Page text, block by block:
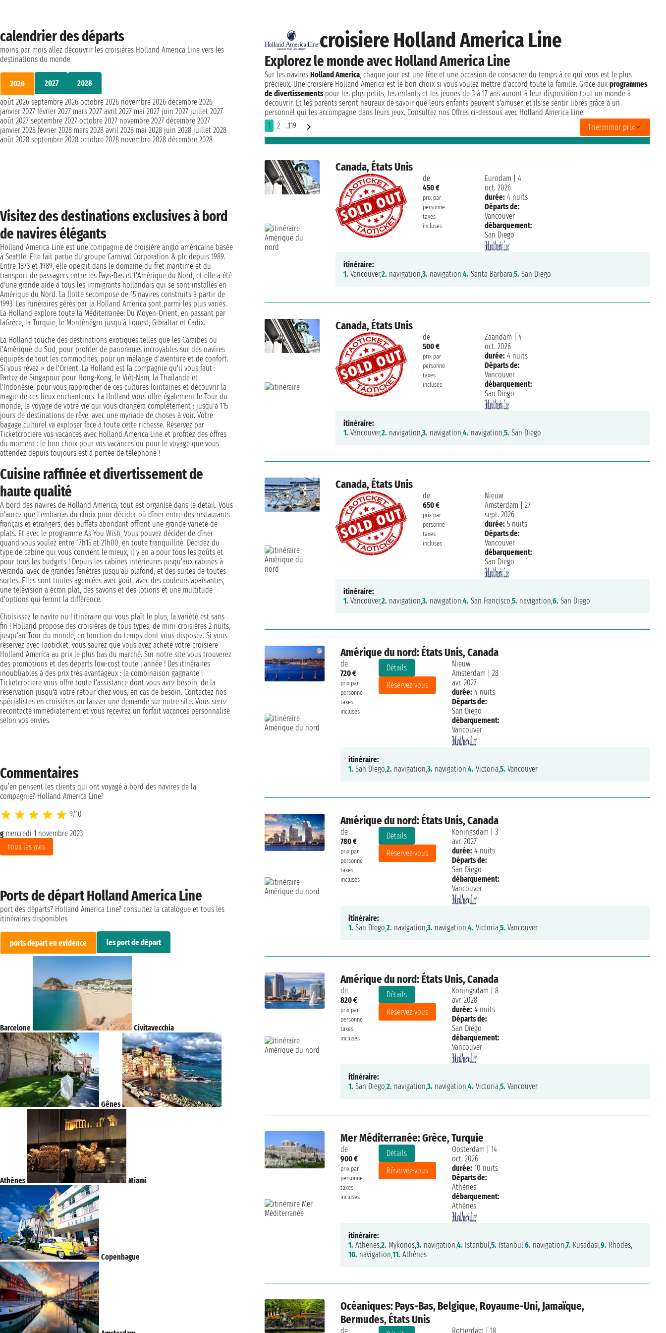
croisiere Holland America Line
Explorez le monde avec Holland America Line
Sur les naviresHolland America, chaque jour est une fête et une occasion de consacrer du temps à ce qui vous est le plus
précieux. Une croisière Holland America est le bon choix si vous voulez mettre d'accord toute la famille. Grâce auxprogrammes
de divertissementspour les plus petits, les enfants et les jeunes de 3 à 17 ans auront à leur disposition tout un monde à
découvrir. Et les parents seront heureux de savoir que leurs enfants peuvent s'amuser, et ils se sentir libres grâce à un
personnel qui les accompagne dans leurs jeux. Consultez nos Offres ci-dessous avec Holland America Line.
1
2 ..119 Trier:minor prix
Canada, États Unis
de
450 €
prix par
personne
taxes
incluses
Eurodam
4
oct. 2026
durée: 4 nuits
Départs de:
Vancouver
débarquement:
San Diego
itinéraire:
1. Vancouver,2. navigation,3. navigation,4. Santa Barbara,5. San Diego
Canada, États Unis
de
500 €
prix par
personne
taxes
incluses
Zaandam
4
oct. 2026
durée: 4 nuits
Départs de:
Vancouver
débarquement:
San Diego
itinéraire:
1. Vancouver,2. navigation,3. navigation,4. navigation,5. San Diego
Canada, États Unis
de
650 €
prix par
personne
taxes
incluses
Nieuw
Amsterdam
27
sept. 2026
durée: 5 nuits
Départs de:
Vancouver
débarquement:
San Diego
itinéraire:
1. Vancouver,2. navigation,3. navigation,4. San Francisco,5. navigation,6. San Diego
Amérique du nord: États Unis, Canada
de
720 €
prix par
personne
taxes
incluses
Détails
Réservez-vous
Nieuw
Amsterdam
28
avr. 2027
durée: 4 nuits
Départs de:
San Diego
débarquement:
Vancouver
itinéraire:
1. San Diego,2. navigation,3. navigation,4. Victoria,5. Vancouver
Amérique du nord: États Unis, Canada
de
780 €
prix par
personne
taxes
incluses
Détails
Réservez-vous
Koningsdam
3
avr. 2027
durée: 4 nuits
Départs de:
San Diego
débarquement:
Vancouver
itinéraire:
1. San Diego,2. navigation,3. navigation,4. Victoria,5. Vancouver
Amérique du nord: États Unis, Canada
de
820 €
prix par
personne
taxes
incluses
Détails
Réservez-vous
Koningsdam
8
avr. 2028
durée: 4 nuits
Départs de:
San Diego
débarquement:
Vancouver
itinéraire:
1. San Diego,2. navigation,3. navigation,4. Victoria,5. Vancouver
Mer Méditerranée: Grèce, Turquie
de
900 €
prix par
personne
taxes
incluses
Détails
Réservez-vous
Oosterdam
14
oct. 2026
durée: 10 nuits
Départs de:
Athènes
débarquement:
Athènes
itinéraire:
1. Athènes,2. Mykonos,3. navigation,4. Istanbul,5. Istanbul,6. navigation,7. Kusadasi,9. Rhodes,
10. navigation,11. Athènes
Océaniques: Pays-Bas, Belgique, Royaume-Uni, Jamaïque,
Bermudes, États Unis
de Rotterdam 18
calendrier des départs
moins par mois allez découvrir les croisières Holland America Line vers les
destinations du monde
2026 2027
2028
août 2026 septembre 2026 octobre 2026 novembre 2026 décembre 2026
janvier 2027 février 2027 mars 2027 avril 2027 mai 2027 juin 2027 juillet 2027
août 2027 septembre 2027 octobre 2027 novembre 2027 décembre 2027
janvier 2028 février 2028 mars 2028 avril 2028 mai 2028 juin 2028 juillet 2028
août 2028 septembre 2028 octobre 2028 novembre 2028 décembre 2028
Visitez des destinations exclusives à bord
de navires élégants
Holland America Line est une compagnie de croisière anglo américaine basée
à Seattle. Elle fait partie du groupe Carnival Corporation & plc depuis 1989.
Entre 1873 et 1989, elle opérait dans le domaine du fret maritime et du
transport de passagers entre les Pays-Bas et l'Amérique du Nord, et elle a été
d'une grande aide à tous les immigrants hollandais qui se sont installés en
Amérique du Nord. La flotte secompose de 15 navires construits à partir de
1993. Les itinéraires gérés par la Holland America sont parmi les plus variés.
La Holland explore toute la Méditerranée: Du Moyen-Orient, en passant par
laGrèce, la Turquie, le Monténégro jusqu'à l'ouest, Gibraltar et Cadix.
La Holland touche des destinations exotiques telles que les Caraïbes ou
l'Amérique du Sud, pour profiter de panoramas incroyables sur des navires
équipés de tout les commodités, pour un mélange d'aventure et de confort.
Si vous rêvez » de l'Orient, La Holland est la compagnie qu'il vous faut :
Partez de Singapour pour Hong-Kong, le Viêt-Nam, la Thaïlande et
l'Indonésie, pour vous rapprocher de ces cultures lointaines et découvrir la
magie de ces lieux enchanteurs. La Holland vous offre également le Tour du
monde, le voyage de votre vie qui vous changera complètement : jusqu'à 115
jours de destinations de rêve, avec une myriade de choses à voir. Votre
bagage culturel va exploser face à toute cette richesse. Réservez par
Ticketcrociere vos vacances avec Holland America Line et profitez des offres
du moment : le bon choix pour vos vacances ou pour le voyage que vous
attendez depuis toujours est à portée de téléphone !
Cuisine raffinée et divertissement de
haute qualité
A bord des navires de Holland America, tout est organisé dans le détail. Vous
n'aurez que l'embarras du choix pour décider où dîner entre des restaurants
français et étrangers, des buffets abondant offrant une grande variété de
plats. Et avec le programme As You Wish, Vous pouvez décider de dîner
quand vous voulez entre 17h15 et 21h00, en toute tranquillité. Décidez du
type de cabine qui vous convient le mieux, il y en a pour tous les goûts et
pour tous les budgets ! Depuis les cabines intérieures jusqu'aux cabines à
véranda, avec de grandes fenêtres jusqu'au plafond, et des suites de toutes
sortes. Elles sont toutes agencées avec goût, avec des couleurs apaisantes,
une télévision à écran plat, des savons et des lotions et une multitude
d'options qui feront la différence.
Choisissez le navire ou l'itinéraire qui vous plaît le plus, la variété est sans
fin ! Holland propose des croisières de tous types, de mini-croisières 2 nuits,
jusqu'au Tour du monde, en fonction du temps dont vous disposez. Si vous
réservez avec Taoticket, vous saurez que vous avez acheté votre croisière
Holland America au prix le plus bas du marché. Sur notre site vous trouverez
des promotions et des départs low-cost toute l'année ! Des itinéraires
inoubliables à des prix très avantageux : la combinaison gagnante !
Ticketcrociere vous offre toute l'assistance dont vous avez besoin, de la
réservation jusqu'à votre retour chez vous, en cas de besoin. Contactez nos
spécialistes en croisières ou laisser une demande sur notre site. Vous serez
recontacté immédiatement et vous recevrez un forfait vacances personnalisé
selon vos envies.
Commentaires
qu’en pensent les clients qui ont voyagé à bord des navires de la
compagnie? Holland America Line?
9/10
g mercredi 1 novembre 2023
9/10
Daniela Copparivendredi 17 mars 2023 Gabriele Caruta
tous les avis
Ports de départ Holland America Line
port des départs? Holland America Line? consultez la catalogue et tous les
itinéraires disponibles
ports depart en evidence les port de départ
Barcelone Civitavecchia
Gênes
Athènes Miami
Copenhague